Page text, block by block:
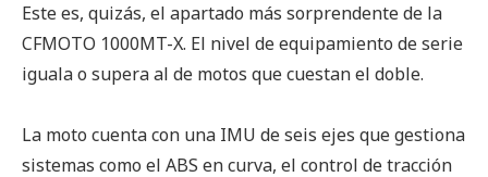
Este es, quizás, el apartado más sorprendente de la
CFMOTO 1000MT-X. El nivel de equipamiento de serie
iguala o supera al de motos que cuestan el doble.
La moto cuenta con una IMU de seis ejes que gestiona
sistemas como el ABS en curva, el control de tracción